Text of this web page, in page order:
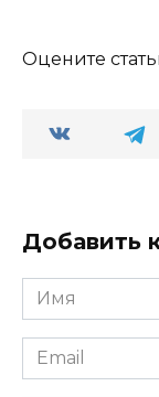
Оцените
Добавить
Имя
*
Email
*